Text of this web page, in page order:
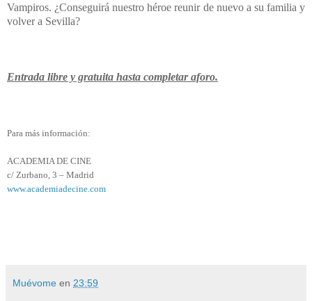
Vampiros. ¿Conseguirá nuestro héroe reunir de nuevo a su familia y
volver a Sevilla?
Entrada libre y gratuita hasta completar aforo.
Para más información:
ACADEMIA DE CINE
c/ Zurbano, 3 – Madrid
www.academiadecine.com
Muévome en 23:59